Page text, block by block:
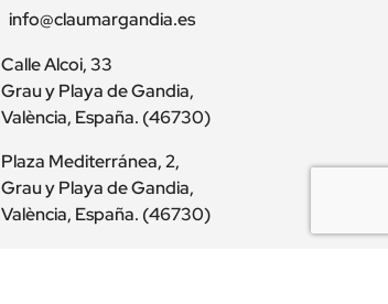
info@claumargandia.es
Calle Alcoi, 33
Grau y Playa de Gandia,
València, España. (46730)
Plaza Mediterránea, 2,
Grau y Playa de Gandia,
València, España. (46730)